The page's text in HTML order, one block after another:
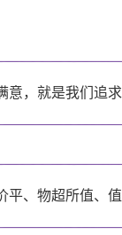
意，就是我们追
平、物超所值、